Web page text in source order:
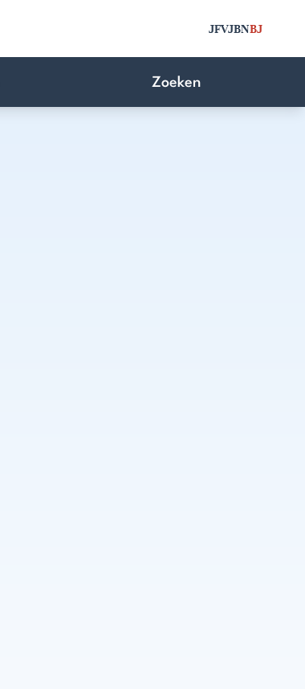
JFVJBNBJ
Zoeken